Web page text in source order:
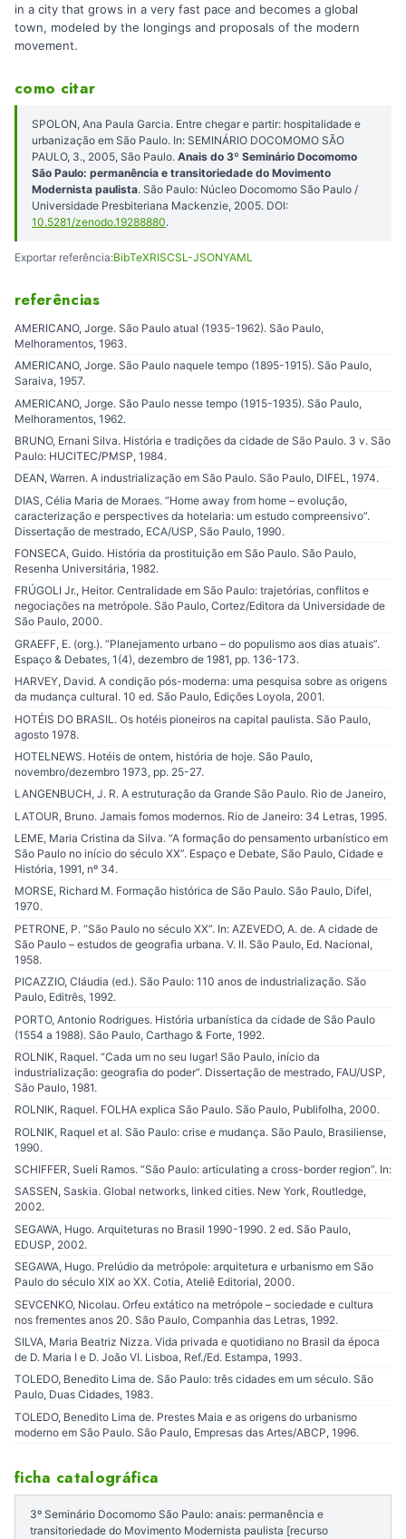
in a city that grows in a very fast pace and becomes a global
town, modeled by the longings and proposals of the modern
movement.
como citar
SPOLON, Ana Paula Garcia. Entre chegar e partir: hospitalidade e
urbanização em São Paulo. In: SEMINÁRIO DOCOMOMO SÃO
PAULO, 3., 2005, São Paulo. Anais do 3º Seminário Docomomo
São Paulo: permanência e transitoriedade do Movimento
Modernista paulista. São Paulo: Núcleo Docomomo São Paulo /
Universidade Presbiteriana Mackenzie, 2005. DOI:
10.5281/zenodo.19288880.
Exportar referência:BibTeXRISCSL-JSONYAML
referências
AMERICANO, Jorge. São Paulo atual (1935-1962). São Paulo,
Melhoramentos, 1963.
AMERICANO, Jorge. São Paulo naquele tempo (1895-1915). São Paulo,
Saraiva, 1957.
AMERICANO, Jorge. São Paulo nesse tempo (1915-1935). São Paulo,
Melhoramentos, 1962.
BRUNO, Ernani Silva. História e tradições da cidade de São Paulo. 3 v. São
Paulo: HUCITEC/PMSP, 1984.
DEAN, Warren. A industrialização em São Paulo. São Paulo, DIFEL, 1974.
DIAS, Célia Maria de Moraes. “Home away from home – evolução,
caracterização e perspectives da hotelaria: um estudo compreensivo”.
Dissertação de mestrado, ECA/USP, São Paulo, 1990.
FONSECA, Guido. História da prostituição em São Paulo. São Paulo,
Resenha Universitária, 1982.
FRÚGOLI Jr., Heitor. Centralidade em São Paulo: trajetórias, conflitos e
negociações na metrópole. São Paulo, Cortez/Editora da Universidade de
São Paulo, 2000.
GRAEFF, E. (org.). “Planejamento urbano – do populismo aos dias atuais”.
Espaço & Debates, 1(4), dezembro de 1981, pp. 136-173.
HARVEY, David. A condição pós-moderna: uma pesquisa sobre as origens
da mudança cultural. 10 ed. São Paulo, Edições Loyola, 2001.
HOTÉIS DO BRASIL. Os hotéis pioneiros na capital paulista. São Paulo,
agosto 1978.
HOTELNEWS. Hotéis de ontem, história de hoje. São Paulo,
novembro/dezembro 1973, pp. 25-27.
LANGENBUCH, J. R. A estruturação da Grande São Paulo. Rio de Janeiro,
LATOUR, Bruno. Jamais fomos modernos. Rio de Janeiro: 34 Letras, 1995.
LEME, Maria Cristina da Silva. “A formação do pensamento urbanístico em
São Paulo no início do século XX”. Espaço e Debate, São Paulo, Cidade e
História, 1991, nº 34.
MORSE, Richard M. Formação histórica de São Paulo. São Paulo, Difel,
1970.
PETRONE, P. “São Paulo no século XX”. In: AZEVEDO, A. de. A cidade de
São Paulo – estudos de geografia urbana. V. II. São Paulo, Ed. Nacional,
1958.
PICAZZIO, Cláudia (ed.). São Paulo: 110 anos de industrialização. São
Paulo, Editrês, 1992.
PORTO, Antonio Rodrigues. História urbanística da cidade de São Paulo
(1554 a 1988). São Paulo, Carthago & Forte, 1992.
ROLNIK, Raquel. “Cada um no seu lugar! São Paulo, início da
industrialização: geografia do poder”. Dissertação de mestrado, FAU/USP,
São Paulo, 1981.
ROLNIK, Raquel. FOLHA explica São Paulo. São Paulo, Publifolha, 2000.
ROLNIK, Raquel et al. São Paulo: crise e mudança. São Paulo, Brasiliense,
1990.
SCHIFFER, Sueli Ramos. “São Paulo: articulating a cross-border region”. In:
SASSEN, Saskia. Global networks, linked cities. New York, Routledge,
2002.
SEGAWA, Hugo. Arquiteturas no Brasil 1990-1990. 2 ed. São Paulo,
EDUSP, 2002.
SEGAWA, Hugo. Prelúdio da metrópole: arquitetura e urbanismo em São
Paulo do século XIX ao XX. Cotia, Ateliê Editorial, 2000.
SEVCENKO, Nicolau. Orfeu extático na metrópole – sociedade e cultura
nos frementes anos 20. São Paulo, Companhia das Letras, 1992.
SILVA, Maria Beatriz Nizza. Vida privada e quotidiano no Brasil da época
de D. Maria I e D. João VI. Lisboa, Ref./Ed. Estampa, 1993.
TOLEDO, Benedito Lima de. São Paulo: três cidades em um século. São
Paulo, Duas Cidades, 1983.
TOLEDO, Benedito Lima de. Prestes Maia e as origens do urbanismo
moderno em São Paulo. São Paulo, Empresas das Artes/ABCP, 1996.
ficha catalográfica
3º Seminário Docomomo São Paulo: anais: permanência e
transitoriedade do Movimento Modernista paulista [recurso